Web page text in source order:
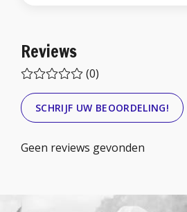
Reviews
(0)
SCHRIJF UW BEOORDELING!
Geen reviews gevonden